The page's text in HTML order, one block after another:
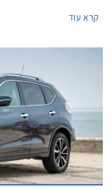
תקף עד 30.11.2017.
קרא עוד